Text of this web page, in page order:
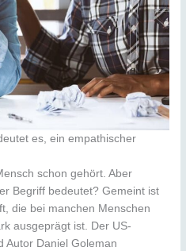
es, ein empathischer
schon gehört. Aber
Begriff bedeutet? Gemeint ist
die bei manchen Menschen
ausgeprägt ist. Der US-
Autor Daniel Goleman